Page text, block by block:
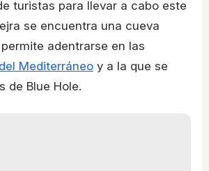
turistas para llevar a cabo este
se encuentra una cueva
adentrarse en las
Mediterráneo y a la que se
de Blue Hole.